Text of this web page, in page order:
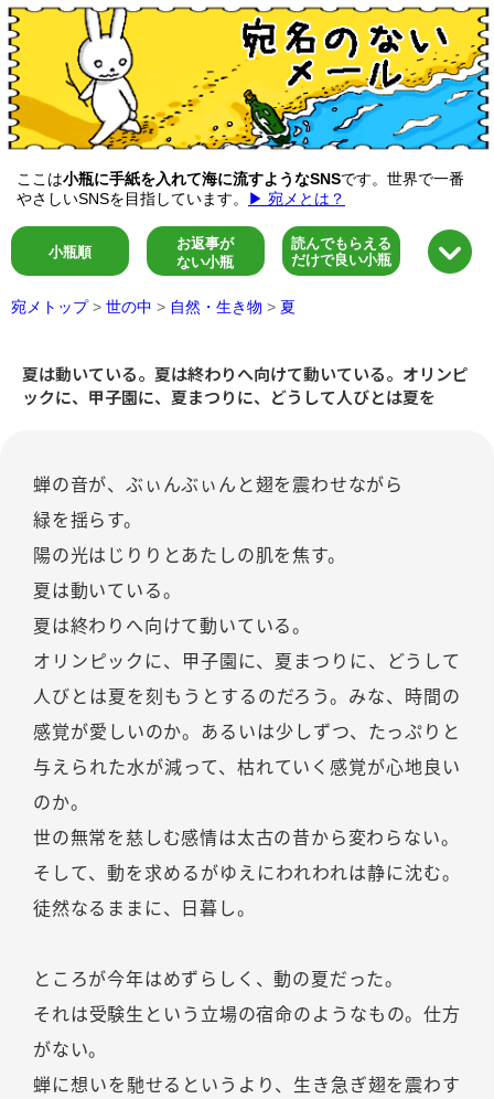
ここは小瓶に手紙を入れて海に流すようなSNSです。世界で一番
やさしいSNSを目指しています。
▶ 宛メとは？
小瓶順
お返事が
ない小瓶
読んでもらえる
だけで良い小瓶
宛メトップ > 世の中 > 自然・生き物 > 夏
夏は動いている。夏は終わりへ向けて動いている。オリンピ
ックに、甲子園に、夏まつりに、どうして人びとは夏を
蝉の音が、ぶぃんぶぃんと翅を震わせながら
緑を揺らす。
陽の光はじりりとあたしの肌を焦す。
夏は動いている。
夏は終わりへ向けて動いている。
オリンピックに、甲子園に、夏まつりに、どうして
人びとは夏を刻もうとするのだろう。みな、時間の
感覚が愛しいのか。あるいは少しずつ、たっぷりと
与えられた水が減って、枯れていく感覚が心地良い
のか。
世の無常を慈しむ感情は太古の昔から変わらない。
そして、動を求めるがゆえにわれわれは静に沈む。
徒然なるままに、日暮し。
ところが今年はめずらしく、動の夏だった。
それは受験生という立場の宿命のようなもの。仕方
がない。
蝉に想いを馳せるというより、生き急ぎ翅を震わす